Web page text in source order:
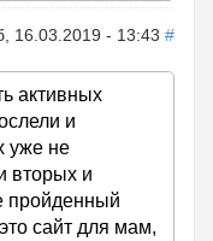
16.03.2019 - 13:43 #
активных
и
уже не
вторых и
пройденный
сайт для мам,